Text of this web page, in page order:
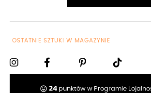
OSTATNIE SZTUKI W MAGAZYNIE
tag_faces 24punktów w Programie